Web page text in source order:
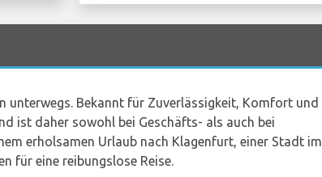
unterwegs. Bekannt für Zuverlässigkeit, Komfort und
ist daher sowohl bei Geschäfts- als auch bei
erholsamen Urlaub nach Klagenfurt, einer Stadt im
für eine reibungslose Reise.